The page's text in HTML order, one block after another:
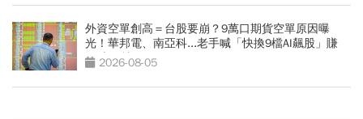
外資空單創高＝台股要崩？9萬口期貨空單原因曝
光！華邦電、南亞科...老手喊「快換9檔AI飆股」賺
Q3大行情
2026-08-05